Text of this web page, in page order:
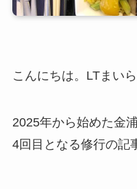
こんにちは。LTまいら
2025年から始めた金
4回目となる修行の記